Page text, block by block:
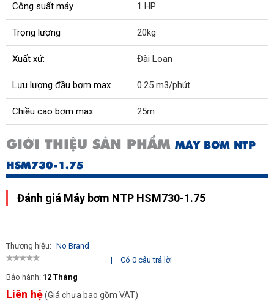
Công suất máy 1 HP
Trọng lượng 20kg
Xuất xứ: Đài Loan
Lưu lượng đầu bơm max 0.25 m3/phút
Chiều cao bơm max 25m
GIỚI THIỆU SẢN PHẨM MÁY BƠM NTP
HSM730-1.75
Đánh giá Máy bơm NTP HSM730-1.75
Thương hiệu: No Brand
|
Có 0 câu trả lời
Bảo hành: 12 Tháng
Liên hệ(Giá chưa bao gồm VAT)